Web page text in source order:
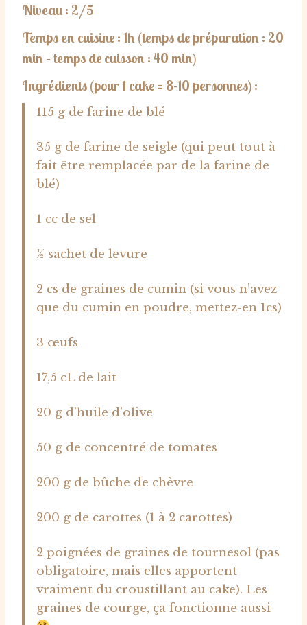
Niveau : 2/5
Temps en cuisine : 1h (temps de préparation : 20
min – temps de cuisson : 40 min)
Ingrédients (pour 1 cake = 8-10 personnes) :
115 g de farine de blé
35 g de farine de seigle (qui peut tout à
fait être remplacée par de la farine de
blé)
1 cc de sel
½ sachet de levure
2 cs de graines de cumin (si vous n’avez
que du cumin en poudre, mettez-en 1cs)
3 œufs
17,5 cL de lait
20 g d’huile d’olive
50 g de concentré de tomates
200 g de bûche de chèvre
200 g de carottes (1 à 2 carottes)
2 poignées de graines de tournesol (pas
obligatoire, mais elles apportent
vraiment du croustillant au cake). Les
graines de courge, ça fonctionne aussi